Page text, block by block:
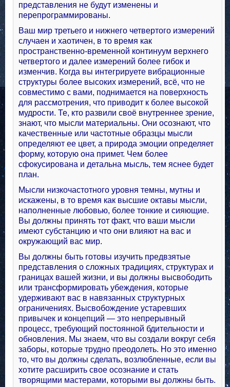
представления не будут изменены и
перепрограммированы.
Ваш мир третьего и нижнего четвертого измерений
случаен и хаотичен, в то время как
пространственно-временной континуум верхнего
четвертого и далее измерений более гибок и
изменчив. Когда вы интегрируете вибрационные
структуры более высоких измерений, всё, что не
совместимо с вами, поднимается на поверхность
для рассмотрения, что приводит к более высокой
мудрости. Те, кто развили своё внутреннее зрение,
знают, что мысли материальны. Они осознают, что
качественные или частотные образцы мысли
определяют ее цвет, а природа эмоции определяет
форму, которую она примет. Чем более
сфокусирована и детальна мысль, тем яснее будет
план.
Мысли низкочастотного уровня темны, мутны и
искажены, в то время как высшие октавы мысли,
наполненные любовью, более тонкие и сияющие.
Вы должны принять тот факт, что ваши мысли
имеют субстанцию и что они влияют на вас и
окружающий вас мир.
Вы должны быть готовы изучить предвзятые
представления о сложных традициях, структурах и
границах вашей жизни, и вы должны высвободить
или трансформировать убеждения, которые
удерживают вас в навязанных структурных
ограничениях. Высвобождение устаревших
привычек и концепций — это непрерывный
процесс, требующий постоянной бдительности и
обновления. Мы знаем, что вы создали вокруг себя
заборы, которые трудно преодолеть. Но это именно
то, что вы должны сделать, возлюбленные, если вы
хотите расширить свое осознание и стать
творящими мастерами, которыми вы должны быть.